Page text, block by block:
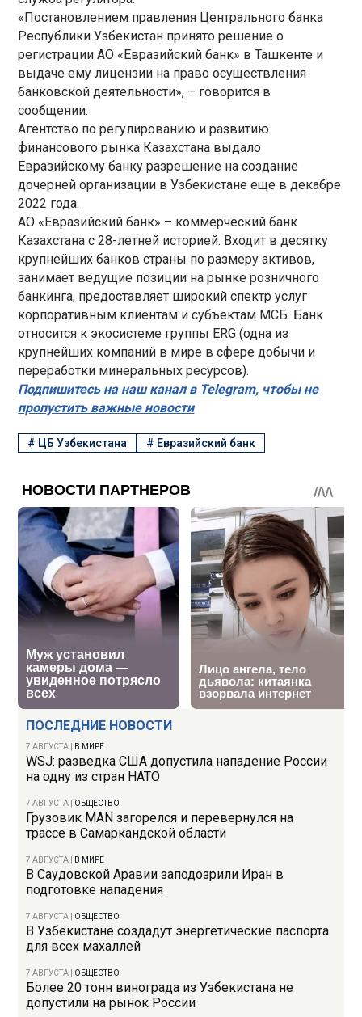
ПОСЛЕДНИЕ НОВОСТИ
7 АВГУСТА В МИРЕ
WSJ: разведка США допустила нападение России
на одну из стран НАТО
7 АВГУСТА ОБЩЕСТВО
Грузовик MAN загорелся и перевернулся на
трассе в Самаркандской области
7 АВГУСТА В МИРЕ
В Саудовской Аравии заподозрили Иран в
подготовке нападения
7 АВГУСТА ОБЩЕСТВО
В Узбекистане создадут энергетические паспорта
для всех махаллей
7 АВГУСТА ОБЩЕСТВО
Более 20 тонн винограда из Узбекистана не
допустили на рынок России
«Постановлением правления Центрального банка
Республики Узбекистан принято решение о
регистрации АО «Евразийский банк» в Ташкенте и
выдаче ему лицензии на право осуществления
банковской деятельности», – говорится в
сообщении.
Агентство по регулированию и развитию
финансового рынка Казахстана выдало
Евразийскому банку разрешение на создание
дочерней организации в Узбекистане еще в декабре
2022 года.
АО «Евразийский банк» – коммерческий банк
Казахстана с 28-летней историей. Входит в десятку
крупнейших банков страны по размеру активов,
занимает ведущие позиции на рынке розничного
банкинга, предоставляет широкий спектр услуг
корпоративным клиентам и субъектам МСБ. Банк
относится к экосистеме группы ERG (одна из
крупнейших компаний в мире в сфере добычи и
переработки минеральных ресурсов).
Подпишитесь на наш канал в Telegram, чтобы не
пропустить важные новости
# ЦБ Узбекистана # Евразийский банк